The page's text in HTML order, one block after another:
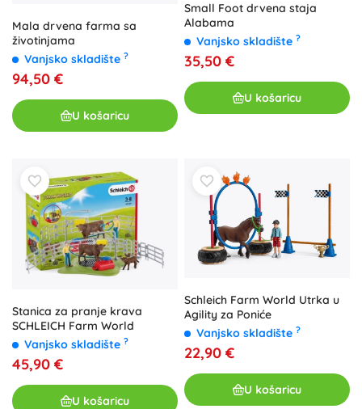
Mala drvena farma sa
životinjama
Vanjsko skladište ?
94,50 €
U košaricu
Small Foot drvena staja
Alabama
Vanjsko skladište ?
35,50 €
U košaricu
Stanica za pranje krava
SCHLEICH Farm World
Vanjsko skladište ?
45,90 €
U košaricu
Schleich Farm World Utrka u
Agility za Poniće
Vanjsko skladište ?
22,90 €
U košaricu